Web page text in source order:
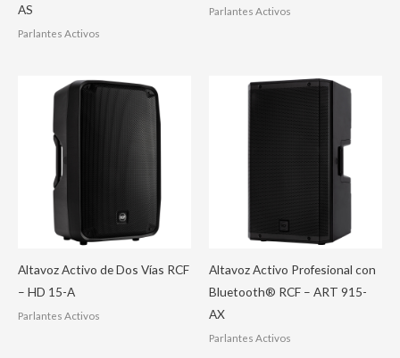
AS
Parlantes Activos
Parlantes Activos
Altavoz Activo de Dos Vías RCF
– HD 15-A
Parlantes Activos
Altavoz Activo Profesional con
Bluetooth® RCF – ART 915-
AX
Parlantes Activos